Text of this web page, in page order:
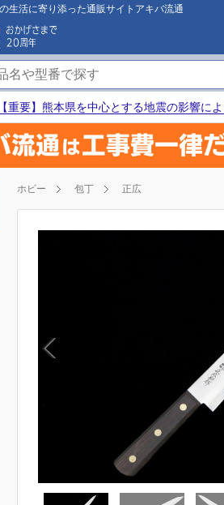
生活に寄り添った通販サイトアキバ流通
【重要】熊本県を中心とする地震の影響に
ホビー 包丁 正広